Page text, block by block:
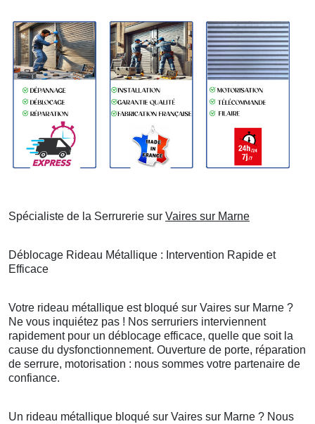
Spécialiste de la Serrurerie sur Vaires sur Marne
Déblocage Rideau Métallique : Intervention Rapide et
Efficace
Votre rideau métallique est bloqué sur Vaires sur Marne ?
Ne vous inquiétez pas ! Nos serruriers interviennent
rapidement pour un déblocage efficace, quelle que soit la
cause du dysfonctionnement. Ouverture de porte, réparation
de serrure, motorisation : nous sommes votre partenaire de
confiance.
Un rideau métallique bloqué sur Vaires sur Marne ? Nous